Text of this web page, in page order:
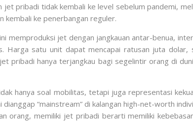
jet pribadi tidak kembali ke level sebelum pandemi,
kembali ke penerbangan reguler.
memproduksi jet dengan jangkauan antar-benua,
Harga satu unit dapat mencapai ratusan juta dolar,
pribadi hanya terjangkau bagi segelintir orang di
hanya soal mobilitas, tetapi juga representasi
“mainstream” di kalangan high-net-worth
orang, memiliki jet pribadi berarti memiliki